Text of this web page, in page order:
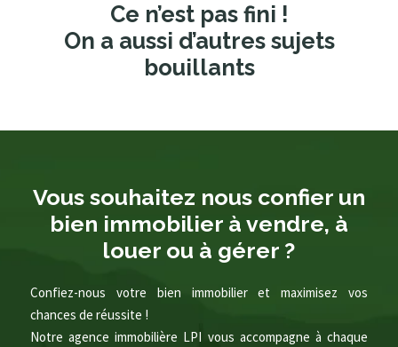
Ce n’est pas fini !
On a aussi d’autres sujets
bouillants
Vous souhaitez nous confier un
bien immobilier à vendre, à
louer ou à gérer ?
Confiez-nous votre bien immobilier et maximisez vos
chances de réussite !
Notre agence immobilière LPI vous accompagne à chaque